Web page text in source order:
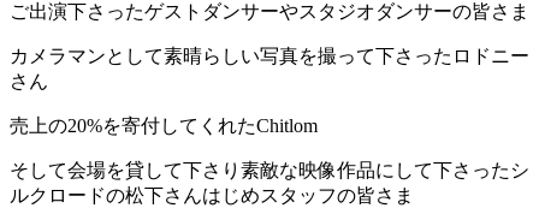
ご出演下さったゲストダンサーやスタジオダンサーの皆さま
カメラマンとして素晴らしい写真を撮って下さったロドニー
さん
売上の20%を寄付してくれたChitlom
そして会場を貸して下さり素敵な映像作品にして下さったシ
ルクロードの松下さんはじめスタッフの皆さま